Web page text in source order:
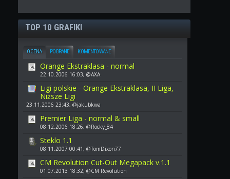
TOP 10 GRAFIKI
OCENA POBRANE KOMENTOWANE
Orange Ekstraklasa - normal
22.10.2006 16:03, @AXA
Ligi polskie - Orange Ekstraklasa, II Liga,
Niższe Ligi
23.11.2006 23:43, @jakubkwa
Premier Liga - normal & small
08.12.2006 18:26, @Rocky_84
Steklo 1.1
08.11.2007 00:41, @TomDixon77
CM Revolution Cut-Out Megapack v.1.1
01.07.2013 18:32, @CM Revolution